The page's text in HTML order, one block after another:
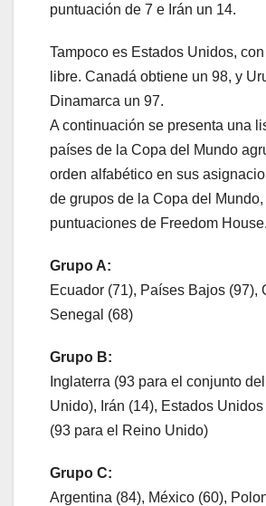
puntuación de 7 e Irán un 14.
Tampoco es Estados Unidos,
libre. Canadá obtiene un 98, y
Dinamarca un 97.
A continuación se presenta una
países de la Copa del Mundo
orden alfabético en sus
de grupos de la Copa del
puntuaciones de Freedom House.
Grupo A:
Ecuador (71), Países Bajos (97),
Senegal (68)
Grupo B:
Inglaterra (93 para el conjunto
Unido), Irán (14), Estados
(93 para el Reino Unido)
Grupo C:
Argentina (84), México (60),